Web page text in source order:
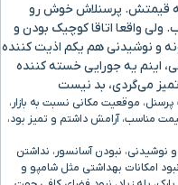
قیمتش. پرسنلاش خوش رو
واقعا اتاقا کوچیک بودن و
و نوشیدنی هم یکم اذیت کننده
اینم یه جورایی خسته کننده
تمیز می‌گردی، بد نیست
موقعیت مکانی نسبت به بازار،
مناسب، آرامش داشتم و تمیز بود،
نبودن آسانسور، نداشتن
امکانات بهداشتی مثل شامپو و